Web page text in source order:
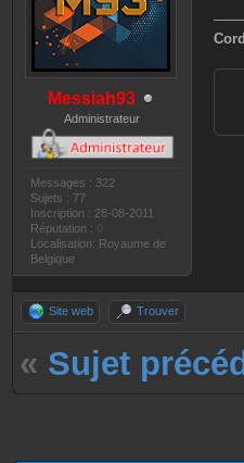
Messiah93
Administrateur
Messages : 322
Sujets : 77
Inscription : 28-08-2011
Réputation :
Localisation: Royaume de
Belgique
Site web Trouver
« Sujet